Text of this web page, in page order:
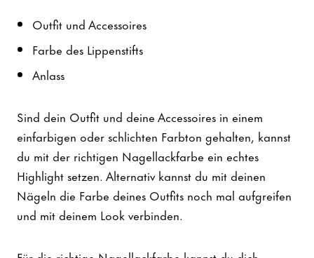
Outfit und Accessoires
Farbe des Lippenstifts
Anlass
Sind dein Outfit und deine Accessoires in einem
einfarbigen oder schlichten Farbton gehalten, kannst
du mit der richtigen Nagellackfarbe ein echtes
Highlight setzen. Alternativ kannst du mit deinen
Nägeln die Farbe deines Outfits noch mal aufgreifen
und mit deinem Look verbinden.